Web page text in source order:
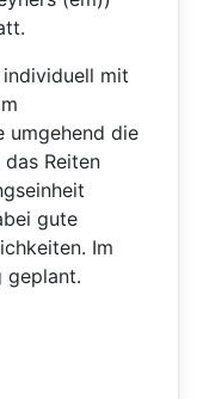
mit
umgehend die
Reiten
gute
Im
geplant.